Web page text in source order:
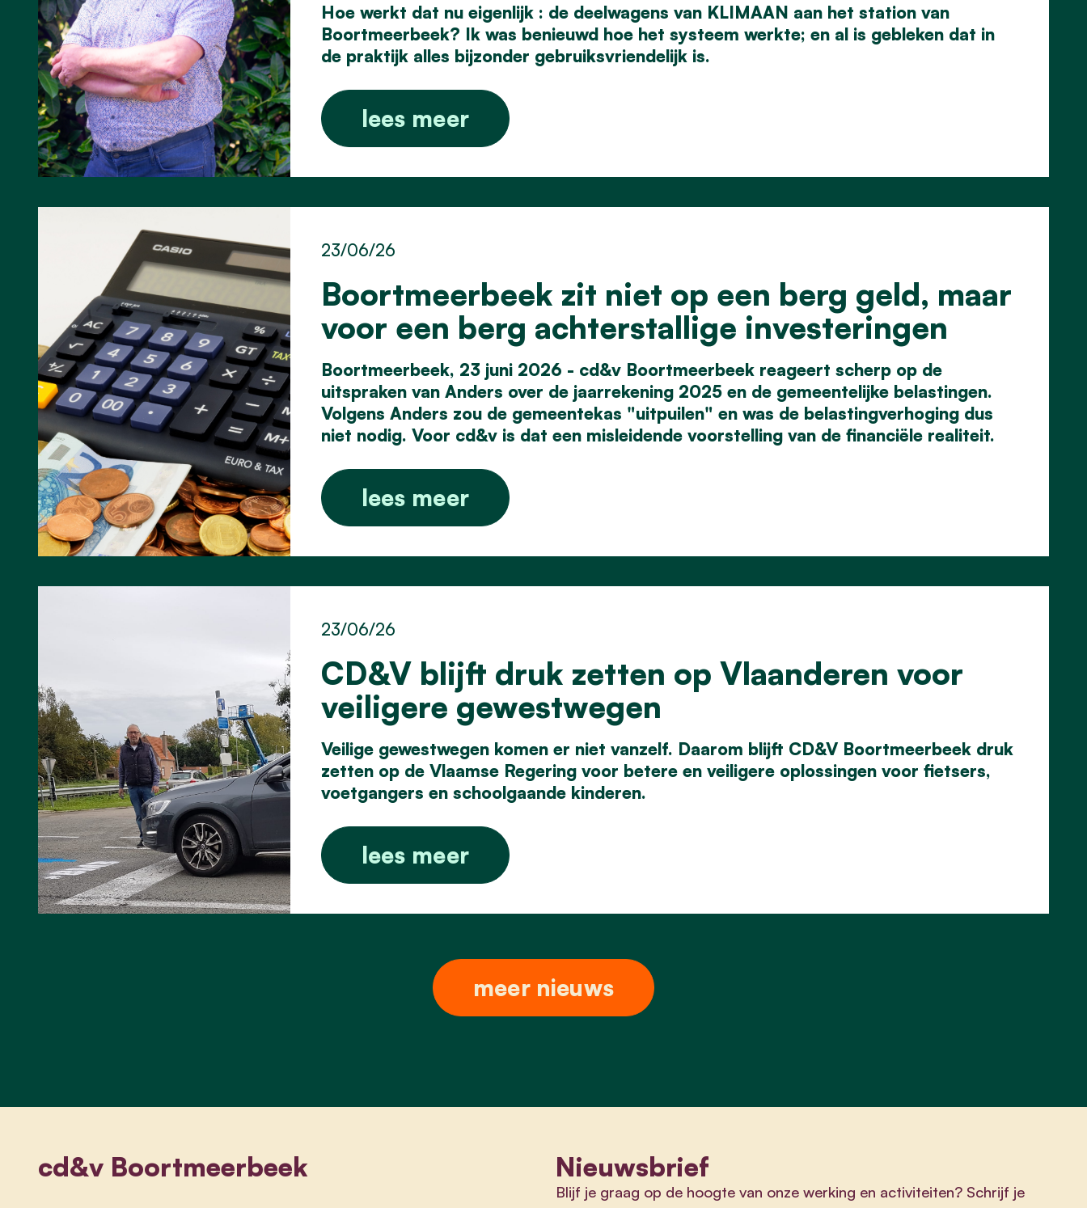
Hoe werkt dat nu eigenlijk : de deelwagens van KLIMAAN aan het station van
Boortmeerbeek? Ik was benieuwd hoe het systeem werkte; en al is gebleken dat in
de praktijk alles bijzonder gebruiksvriendelijk is.
lees meer
Boortmeerbeek zit niet op een berg geld, maar
voor een berg achterstallige investeringen
23/06/26
Boortmeerbeek, 23 juni 2026 - cd&v Boortmeerbeek reageert scherp op de
uitspraken van Anders over de jaarrekening 2025 en de gemeentelijke belastingen.
Volgens Anders zou de gemeentekas "uitpuilen" en was de belastingverhoging dus
niet nodig. Voor cd&v is dat een misleidende voorstelling van de financiële realiteit.
lees meer
CD&V blijft druk zetten op Vlaanderen voor
veiligere gewestwegen
23/06/26
Veilige gewestwegen komen er niet vanzelf. Daarom blijft CD&V Boortmeerbeek druk
zetten op de Vlaamse Regering voor betere en veiligere oplossingen voor fietsers,
voetgangers en schoolgaande kinderen.
lees meer
meer nieuws
cd&v Boortmeerbeek Nieuwsbrief
Blijf je graag op de hoogte van onze werking en activiteiten? Schrijf je